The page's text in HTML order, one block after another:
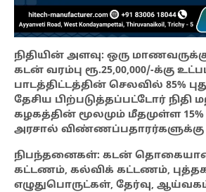
நிதியின் அளவு: ஒரு
கடன் வரம்பு ரூ.25,00,000/-க்கு
பாடத்திட்டத்தின் செலவில் 85%
தேசிய பிற்படுத்தப்பட்டோர் நிதி
கழகத்தின் மூலமும் மீதமுள்ள 15%
அரசால் விண்ணப்பதாரர்களுக்கு
நிபந்தனைகள்: கடன்
கட்டணம், கல்விக் கட்டணம்,
எழுதுபொருட்கள், தேர்வு,